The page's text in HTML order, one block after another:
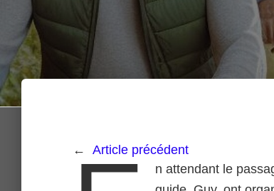
← Article précédent
n attendant le